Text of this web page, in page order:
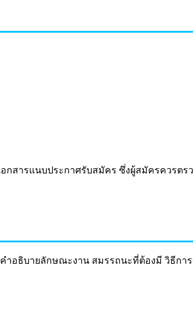
กสารแนบประกาศรับสมัคร ซึ่งผู้สมัครควรตร
อธิบายลักษณะงาน สมรรถนะที่ต้องมี วิธีกา